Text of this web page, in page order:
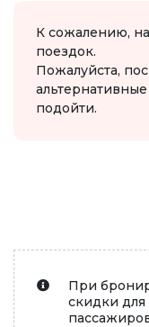
К сожалению,
поездок.
Пожалуйста,
подойти.
При
скидки для